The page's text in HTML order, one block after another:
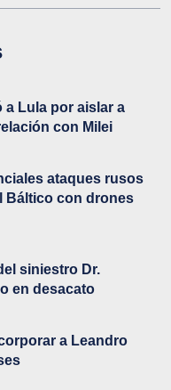
Lula por aislar a
con Milei
ataques rusos
Báltico con drones
siniestro Dr.
en desacato
a Leandro